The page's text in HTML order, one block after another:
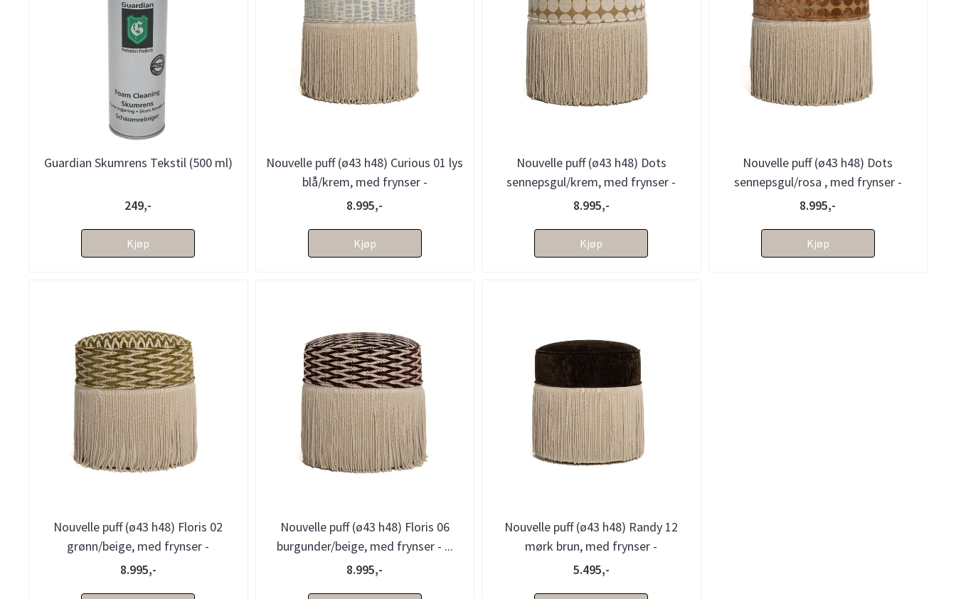
Guardian Skumrens Tekstil (500 ml)
249,-
Kjøp
Nouvelle puff (ø43 h48) Curious 01 lys
blå/krem, med frynser -
bestillingsvare
8.995,-
Kjøp
Nouvelle puff (ø43 h48) Dots
sennepsgul/krem, med frynser -
bestillingsvare
8.995,-
Kjøp
Nouvelle puff (ø43 h48) Dots
sennepsgul/rosa , med frynser -
bestillingsvare
8.995,-
Kjøp
Nouvelle puff (ø43 h48) Floris 02
grønn/beige, med frynser -
bestillingsvare
8.995,-
Nouvelle puff (ø43 h48) Floris 06
burgunder/beige, med frynser - ...
8.995,-
Nouvelle puff (ø43 h48) Randy 12
mørk brun, med frynser -
bestillingsvare
5.495,-